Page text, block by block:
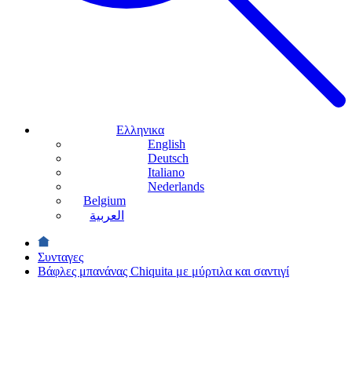
Ελληνικα
English
Deutsch
Italiano
Nederlands
Belgium
العربية
Συνταγες
Βάφλες μπανάνας Chiquita με μύρτιλα και σαντιγί